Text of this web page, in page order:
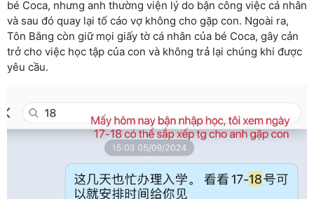
bé Coca, nhưng anh thường viện lý do bận công việc cá nhân
và sau đó quay lại tố cáo vợ không cho gặp con. Ngoài ra,
Tôn Bằng còn giữ mọi giấy tờ cá nhân của bé Coca, gây cản
trở cho việc học tập của con và không trả lại chúng khi được
yêu cầu.